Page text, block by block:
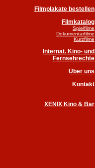
Filmplakate bestellen
Filmkatalog
Spielfilme
Dokumentarfilme
Kurzfilme
Internat. Kino- und
Fernsehrechte
Über uns
Kontakt
XENIX Kino & Bar